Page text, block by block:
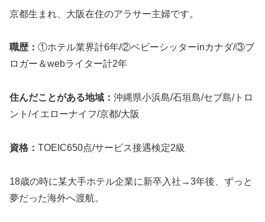
京都生まれ、大阪在住のアラサー主婦です。
職歴： ①ホテル業界計6年/②ベビーシッターinカナダ/③ブ
ロガー＆webライター計2年
住んだことがある地域： 沖縄県小浜島/石垣島/セブ島/トロ
ント/イエローナイフ/京都/大阪
資格： TOEIC650点/サービス接遇検定2級
18歳の時に某大手ホテル企業に新卒入社→3年後、ずっと
夢だった海外へ渡航。